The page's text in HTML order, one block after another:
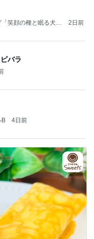
笑顔の種と眠る犬」
2日前
バラ
B 4日前